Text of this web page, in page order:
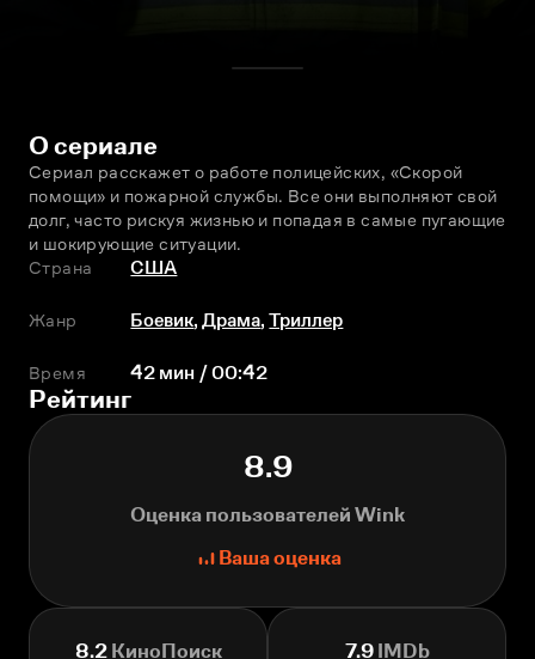
О сериале
Сериал расскажет о работе полицейских, «Скорой
помощи» и пожарной службы. Все они выполняют свой
долг, часто рискуя жизнью и попадая в самые пугающие
и шокирующие ситуации.
Страна
США
Жанр Боевик,Драма,Триллер
Время 42 мин / 00:42
Рейтинг
8.9
Оценка пользователей Wink
Ваша оценка
8.2КиноПоиск 7.9IMDb